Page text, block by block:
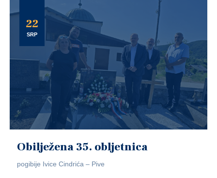
22
SRP
Obilježena 35. obljetnica
pogibije Ivice Cindrića – Pive